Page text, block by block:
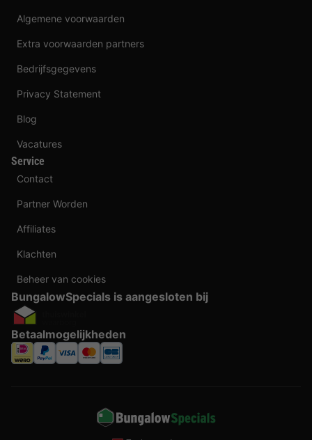
Algemene voorwaarden
Extra voorwaarden partners
Bedrijfsgegevens
Privacy Statement
Blog
Vacatures
Service
Contact
Partner Worden
Affiliates
Klachten
Beheer van cookies
BungalowSpecials is aangesloten bij
Betaalmogelijkheden